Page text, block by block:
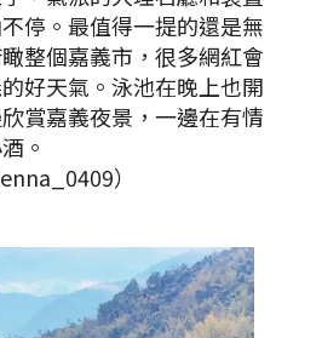
停。最值得一提的還是無
整個嘉義市，很多網紅會
好天氣。泳池在晚上也開
賞嘉義夜景，一邊在有情
。
）